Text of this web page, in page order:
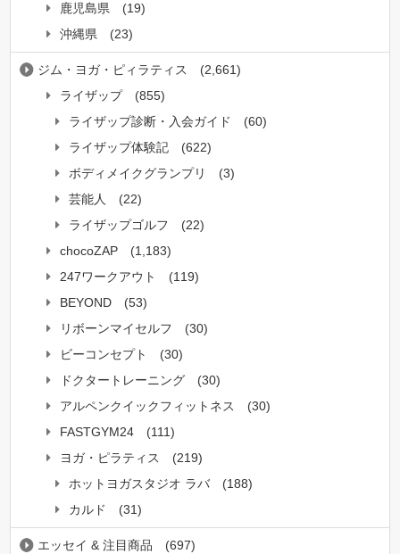
鹿児島県
(19)
沖縄県
(23)
ジム・ヨガ・ピィラティス
(2,661)
ライザップ
(855)
ライザップ診断・入会ガイド
(60)
ライザップ体験記
(622)
ボディメイクグランプリ
(3)
芸能人
(22)
ライザップゴルフ
(22)
chocoZAP
(1,183)
247ワークアウト
(119)
BEYOND
(53)
リボーンマイセルフ
(30)
ビーコンセプト
(30)
ドクタートレーニング
(30)
アルペンクイックフィットネス
(30)
FASTGYM24
(111)
ヨガ・ピラティス
(219)
ホットヨガスタジオ ラバ
(188)
カルド
(31)
エッセイ & 注目商品
(697)